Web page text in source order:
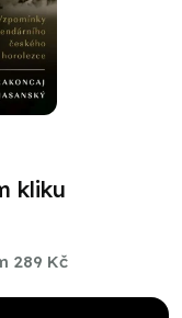
kliku
289 Kč